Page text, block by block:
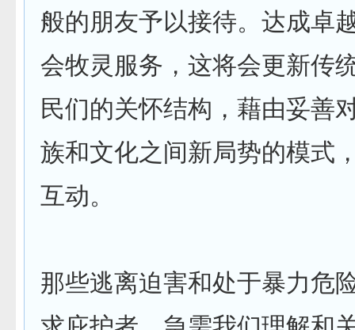
般的朋友予以接待。达成卓
会牧灵服务，这将会更新传
民们的关怀结构，藉由妥善
族和文化之间新局势的模式
互动。
那些逃离迫害和处于暴力危